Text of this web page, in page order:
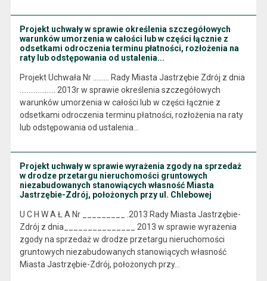
Projekt uchwały w sprawie określenia szczegółowych
warunków umorzenia w całości lub w części łącznie z
odsetkami odroczenia terminu płatności, rozłożenia na
raty lub odstępowania od ustalenia...
Projekt Uchwała Nr ……… Rady Miasta Jastrzębie Zdrój z dnia
……………….. 2013r w sprawie określenia szczegółowych
warunków umorzenia w całości lub w części łącznie z
odsetkami odroczenia terminu płatności, rozłożenia na raty
lub odstępowania od ustalenia…
Projekt uchwały w sprawie wyrażenia zgody na sprzedaż
w drodze przetargu nieruchomości gruntowych
niezabudowanych stanowiących własność Miasta
Jastrzębie-Zdrój, położonych przy ul. Chlebowej
U C H W A Ł A Nr _________ .2013 Rady Miasta Jastrzębie-
Zdrój z dnia_______________ 2013 w sprawie wyrażenia
zgody na sprzedaż w drodze przetargu nieruchomości
gruntowych niezabudowanych stanowiących własność
Miasta Jastrzębie-Zdrój, położonych przy…